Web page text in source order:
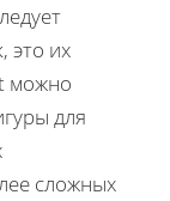
это их
можно
для
сложных